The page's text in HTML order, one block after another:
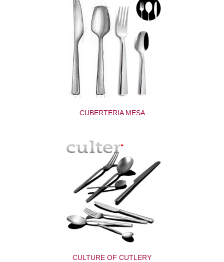
CUBERTERIA MESA
CULTURE OF CUTLERY